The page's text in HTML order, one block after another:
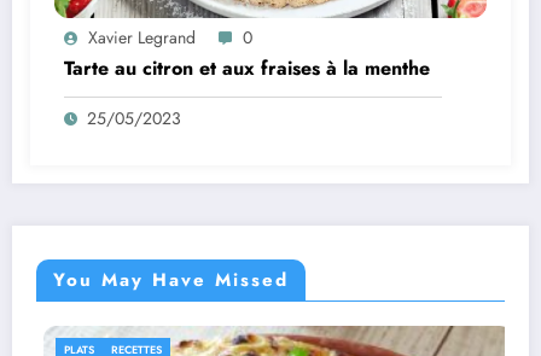
Xavier Legrand 0
Tarte au citron et aux fraises à la menthe
25/05/2023
You May Have Missed
IDÉES RECETTES RECETTES